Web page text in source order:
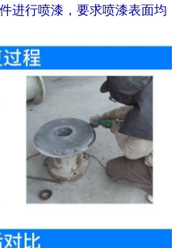
进行喷漆，要求喷漆表面均